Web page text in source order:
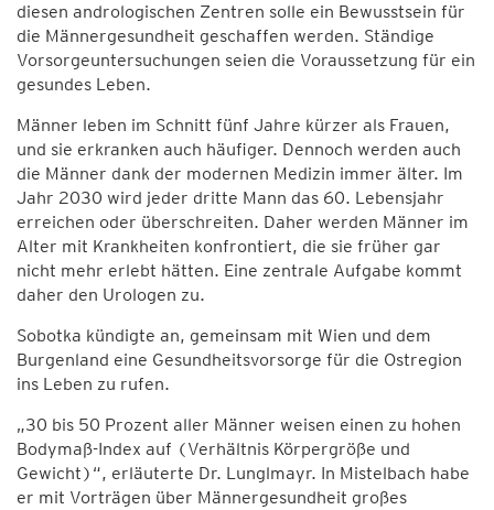
diesen andrologischen Zentren solle ein Bewusstsein für
die Männergesundheit geschaffen werden. Ständige
Vorsorgeuntersuchungen seien die Voraussetzung für ein
gesundes Leben.
Männer leben im Schnitt fünf Jahre kürzer als Frauen,
und sie erkranken auch häufiger. Dennoch werden auch
die Männer dank der modernen Medizin immer älter. Im
Jahr 2030 wird jeder dritte Mann das 60. Lebensjahr
erreichen oder überschreiten. Daher werden Männer im
Alter mit Krankheiten konfrontiert, die sie früher gar
nicht mehr erlebt hätten. Eine zentrale Aufgabe kommt
daher den Urologen zu.
Sobotka kündigte an, gemeinsam mit Wien und dem
Burgenland eine Gesundheitsvorsorge für die Ostregion
ins Leben zu rufen.
„30 bis 50 Prozent aller Männer weisen einen zu hohen
Bodymaß-Index auf (Verhältnis Körpergröße und
Gewicht)“, erläuterte Dr. Lunglmayr. In Mistelbach habe
er mit Vorträgen über Männergesundheit großes